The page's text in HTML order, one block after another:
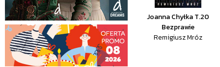
Joanna Chyłka T.20
Bezprawie
Remigiusz Mróz